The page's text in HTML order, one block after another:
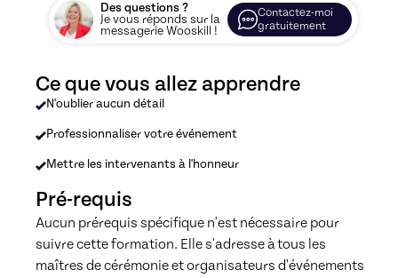
Des questions ?
Je vous réponds sur la
messagerie Wooskill !
Contactez-moi
gratuitement
Ce que vous allez apprendre
N'oublier aucun détail
Professionnaliser votre événement
Mettre les intervenants à l'honneur
Pré-requis
Aucun prérequis spécifique n'est nécessaire pour
suivre cette formation. Elle s'adresse à tous les
maîtres de cérémonie et organisateurs d'événements